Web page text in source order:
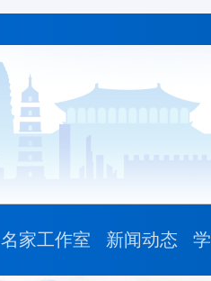
名家工作室 新闻动态